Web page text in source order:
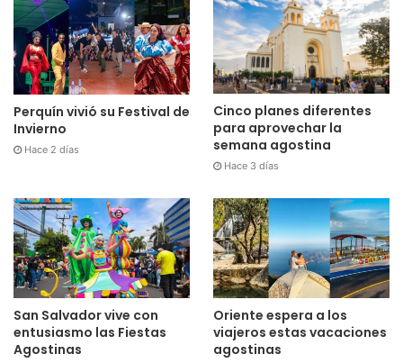
Perquín vivió su Festival de
Invierno
Hace 2 días
Cinco planes diferentes
para aprovechar la
semana agostina
Hace 3 días
San Salvador vive con
entusiasmo las Fiestas
Agostinas
Oriente espera a los
viajeros estas vacaciones
agostinas